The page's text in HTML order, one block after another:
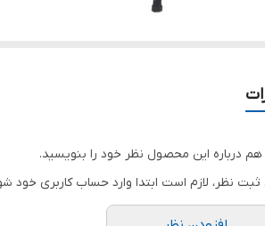
درباره این محصول نظر خود را بنویسید.
ثبت نظر، لازم است ابتدا وارد حساب کاربری خود